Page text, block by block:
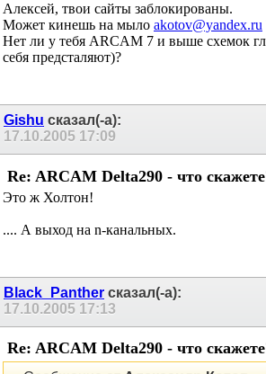
Алексей, твои сайты заблокированы.
Может кинешь на мыло akotov@yandex.ru
Нет ли у тебя ARCAM 7 и выше схемок
себя предсталяют)?
Gishu сказал(-а):
17.10.2005 17:09
Re: ARCAM Delta290 - что
Это ж Холтон!
.... А выход на n-канальных.
Black_Pantherсказал(-а):
17.10.200517:13
Re: ARCAM Delta290 - что